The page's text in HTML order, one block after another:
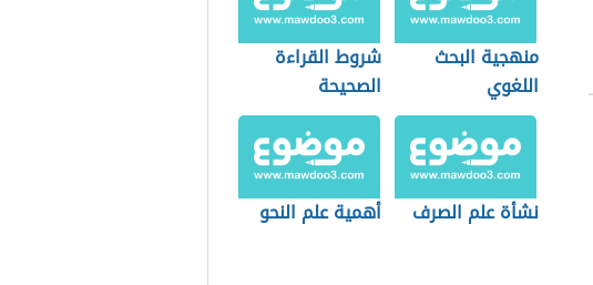
منهجية البحث
اللغوي
شروط القراءة
الصحيحة
نشأة علم الصرف أهمية علم النحو